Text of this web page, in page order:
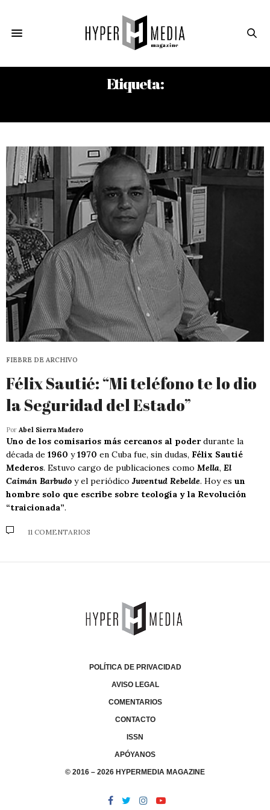
Etiqueta:
FIEBRE DE ARCHIVO
Félix Sautié: “Mi teléfono te lo dio
la Seguridad del Estado”
Por Abel Sierra Madero
Uno de los comisarios más cercanos al poderdurante la
década de 1960 y1970 en Cuba fue, sin dudas, Félix Sautié
Mederos. Estuvo cargo de publicaciones como Mella, El
Caimán Barbudo y el periódicoJuventud Rebelde. Hoy es un
hombre solo que escribe sobre teología y la Revolución
“traicionada”.
11 COMENTARIOS
POLÍTICA DE PRIVACIDAD
AVISO LEGAL
COMENTARIOS
CONTACTO
ISSN
APÓYANOS
© 2016 – 2026 HYPERMEDIA MAGAZINE